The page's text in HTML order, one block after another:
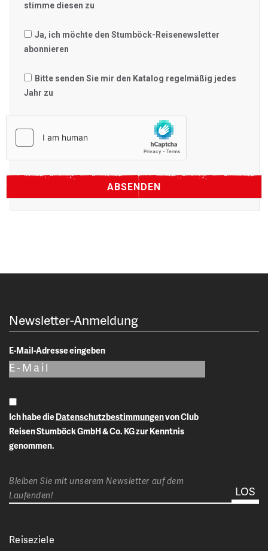
stimme diesen zu
Ja, ich möchte den Stumböck-Reisenewsletter
abonnieren
Bitte senden Sie mir den Katalog regelmäßig jedes
Jahr zu
Newsletter-Anmeldung
E-Mail-Adresse eingeben
Ich habe dieDatenschutzbestimmungen
Reisen Stumböck GmbH & Co. KG zur Kenntnis
genommen.
Bleiben Sie mit unserem Newsletter auf dem
Laufenden!
Reiseziele